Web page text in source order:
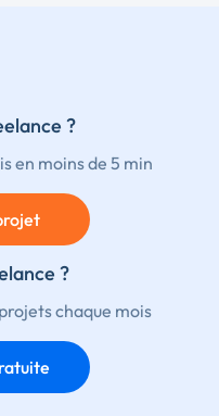
?
en moins de 5 min
?
chaque mois